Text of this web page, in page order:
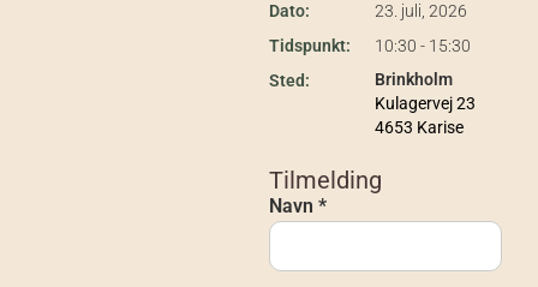
Dato:
23. juli, 2026
Tidspunkt:
10:30 - 15:30
Sted:
Brinkholm
Kulagervej 23
4653 Karise
Tilmelding
Navn *